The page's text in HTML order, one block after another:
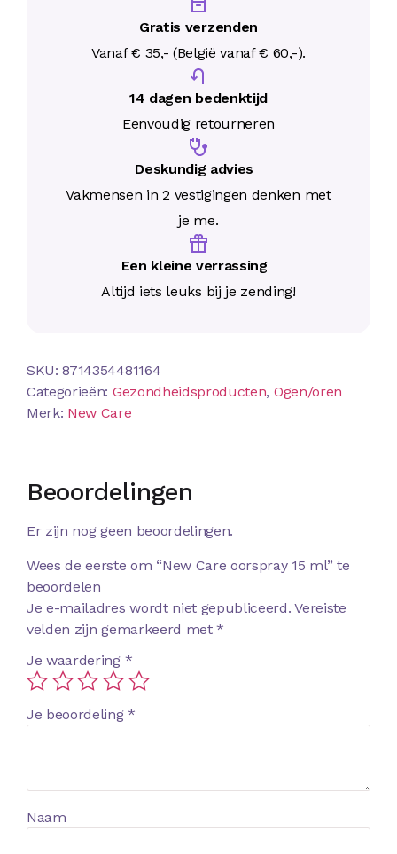
Gratis verzenden
Vanaf € 35,- (België vanaf € 60,-).
14 dagen bedenktijd
Eenvoudig retourneren
Deskundig advies
Vakmensen in 2 vestigingen denken met
je me.
Een kleine verrassing
Altijd iets leuks bij je zending!
SKU:8714354481164
Categorieën: Gezondheidsproducten, Ogen/oren
Merk: New Care
Beoordelingen
Er zijn nog geen beoordelingen.
Wees de eerste om “New Care oorspray 15 ml” te
beoordelen
Je e-mailadres wordt niet gepubliceerd. Vereiste
velden zijn gemarkeerd met*
Je waardering *
Je beoordeling*
Naam